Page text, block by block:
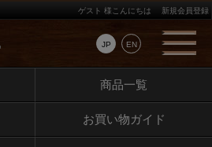
JP EN
ゲスト 様こんにちは 新規会員登録
商品一覧
お買い物ガイド